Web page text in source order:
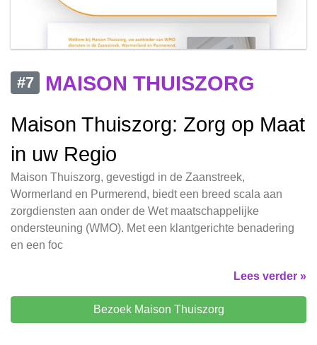
#7
MAISON THUISZORG
Maison Thuiszorg: Zorg op Maat
in uw Regio
Maison Thuiszorg, gevestigd in de Zaanstreek,
Wormerland en Purmerend, biedt een breed scala aan
zorgdiensten aan onder de Wet maatschappelijke
ondersteuning (WMO). Met een klantgerichte benadering
en een foc
Lees verder »
Bezoek Maison Thuiszorg